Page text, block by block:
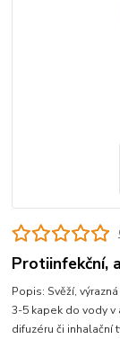
Protiinfekční,
Popis: Svěží,
3-5 kapek do vody
difuzéru či inhalační